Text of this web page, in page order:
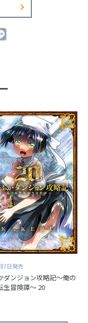
7日発売
ダンジョン攻略記～俺の
生冒険譚～ 20